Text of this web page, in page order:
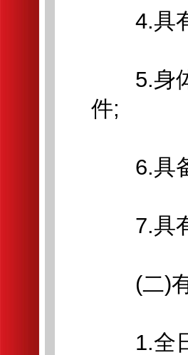
4.具有
5.身体
件;
6.具备
7.具有
(二)有
1.全日